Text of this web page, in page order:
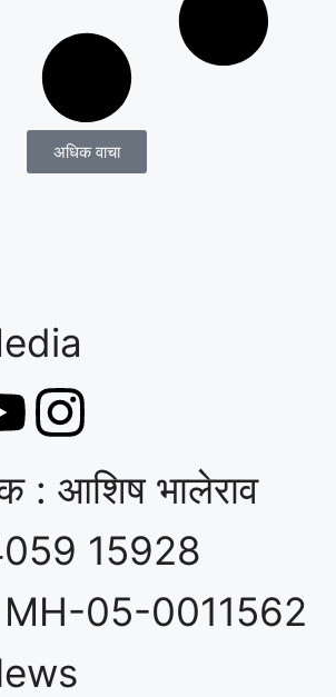
अधिक वाचा
: आशिष भालेराव
15928
05-0011562